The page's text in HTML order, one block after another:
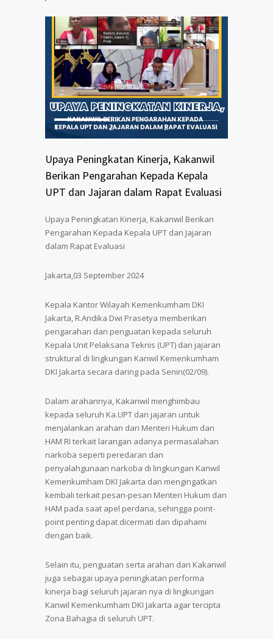
1 2 3
Upaya Peningkatan Kinerja, Kakanwil
Berikan Pengarahan Kepada Kepala
UPT dan Jajaran dalam Rapat Evaluasi
Upaya Peningkatan Kinerja, Kakanwil Berikan
Pengarahan Kepada Kepala UPT dan Jajaran
dalam Rapat Evaluasi
Jakarta,03 September 2024
Kepala Kantor Wilayah Kemenkumham DKI
Jakarta, R.Andika Dwi Prasetya memberikan
pengarahan dan penguatan kepada seluruh
Kepala Unit Pelaksana Teknis (UPT) dan jajaran
struktural di lingkungan Kanwil Kemenkumham
DKI Jakarta secara daring pada Senin(02/09).
Dalam arahannya, Kakanwil menghimbau
kepada seluruh Ka.UPT dan jajaran untuk
menjalankan arahan dari Menteri Hukum dan
HAM RI terkait larangan adanya permasalahan
narkoba seperti peredaran dan
penyalahgunaan narkoba di lingkungan Kanwil
Kemenkumham DKI Jakarta dan mengingatkan
kembali terkait pesan-pesan Menteri Hukum dan
HAM pada saat apel perdana, sehingga point-
point penting dapat dicermati dan dipahami
dengan baik.
Selain itu, penguatan serta arahan dari Kakanwil
juga sebagai upaya peningkatan performa
kinerja bagi seluruh jajaran nya di lingkungan
Kanwil Kemenkumham DKI Jakarta agar tercipta
Zona Bahagia di seluruh UPT.